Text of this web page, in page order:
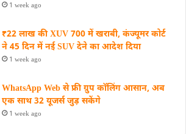
1 week ago
₹22 लाख की XUV 700 में खराबी, कंज्यूमर कोर्ट
ने 45 दिन में नई SUV देने का आदेश दिया
1 week ago
WhatsApp Web से फ्री ग्रुप कॉलिंग आसान, अब
एक साथ 32 यूजर्स जुड़ सकेंगे
1 week ago